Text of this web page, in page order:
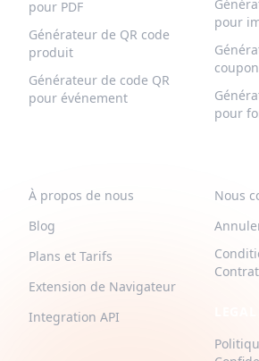
pour PDF
Générateur de QR code
produit
Générateur de code QR
pour événement
pour
coupon
pour
À propos de nous
Blog
Plans et Tarifs
Extension de Navigateur
Integration API
Nous
Contrat